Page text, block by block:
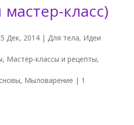
класс)
5 Дек, 2014| Для тела, Идеи
, Мастер-классы и рецепты,
, Мыловарение | 1